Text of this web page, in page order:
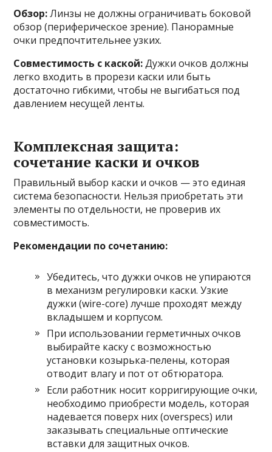
Обзор:Линзы не должны ограничивать боковой
обзор (периферическое зрение). Панорамные
очки предпочтительнее узких.
Совместимость с каской:Дужки очков должны
легко входить в прорези каски или быть
достаточно гибкими, чтобы не выгибаться под
давлением несущей ленты.
Комплексная защита:
сочетание каски и очков
Правильный выбор каски и очков — это единая
система безопасности. Нельзя приобретать эти
элементы по отдельности, не проверив их
совместимость.
Рекомендации по сочетанию:
Убедитесь, что дужки очков не упираются
в механизм регулировки каски. Узкие
дужки (wire-core) лучше проходят между
вкладышем и корпусом.
При использовании герметичных очков
выбирайте каску с возможностью
установки козырька-пелены, которая
отводит влагу и пот от обтюратора.
Если работник носит корригирующие очки,
необходимо приобрести модель, которая
надевается поверх них (overspecs) или
заказывать специальные оптические
вставки для защитных очков.